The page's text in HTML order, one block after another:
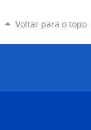
Voltar para o topo